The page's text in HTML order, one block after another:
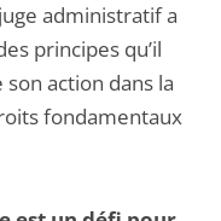
administratif a
principes qu’il
action dans la
fondamentaux